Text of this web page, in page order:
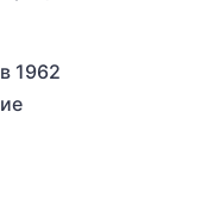
1962